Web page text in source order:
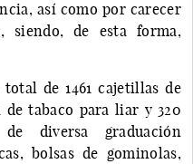
así como por carecer
siendo, de esta forma,
de 1461 cajetillas de
tabaco para liar y 320
diversa graduación
bolsas de gominolas,